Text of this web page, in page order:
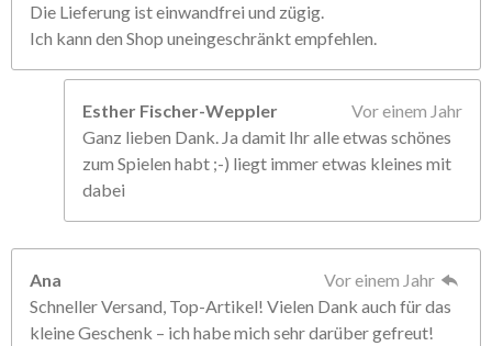
Die Lieferung ist einwandfrei und zügig.
Ich kann den Shop uneingeschränkt empfehlen.
Esther Fischer-Weppler
Vor einem Jahr
Ganz lieben Dank. Ja damit Ihr alle etwas schönes
zum Spielen habt ;-) liegt immer etwas kleines mit
dabei
Ana
Vor einem Jahr
Schneller Versand, Top-Artikel! Vielen Dank auch für das
kleine Geschenk – ich habe mich sehr darüber gefreut!